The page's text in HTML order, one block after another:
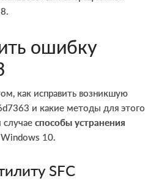
ошибку
как исправить возникшую
и какие методы для этого
случаеспособы устранения
10.
SFC